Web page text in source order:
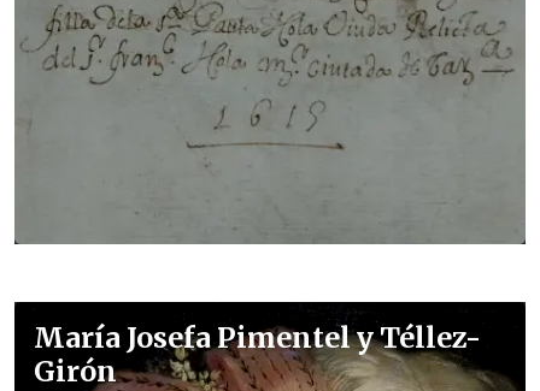
María Josefa Pimentel y Téllez-
Girón